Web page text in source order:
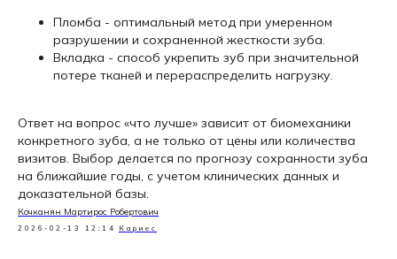
Пломба - оптимальный метод при умеренном
разрушении и сохраненной жесткости зуба.
Вкладка - способ укрепить зуб при значительной
потере тканей и перераспределить нагрузку.
Ответ на вопрос «что лучше» зависит от биомеханики
конкретного зуба, а не только от цены или количества
визитов. Выбор делается по прогнозу сохранности зуба
на ближайшие годы, с учетом клинических данных и
доказательной базы.
Кочканян Мартирос Робертович
2026-02-13 12:14 Кариес